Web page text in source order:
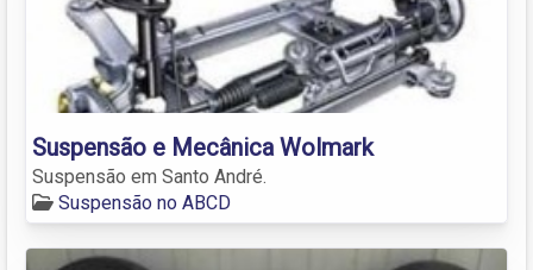
Suspensão e Mecânica Wolmark
Suspensão em Santo André.
Suspensão no ABCD